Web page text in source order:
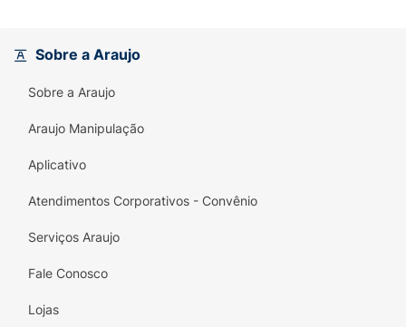
Sobre a Araujo
Sobre a Araujo
Araujo Manipulação
Aplicativo
Atendimentos Corporativos - Convênio
Serviços Araujo
Fale Conosco
Lojas